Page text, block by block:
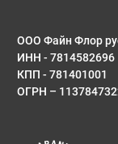
ООО Файн Флор
ИНН - 7814582696
КПП - 781401001
ОГРН –